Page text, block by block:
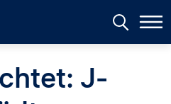
J-